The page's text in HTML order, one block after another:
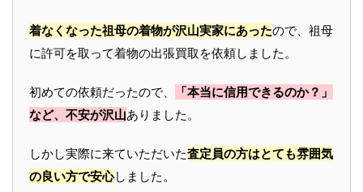
着なくなった祖母の着物が沢山実家にあったので、祖母
に許可を取って着物の出張買取を依頼しました。
初めての依頼だったので、
「本当に信用できるのか？」
など、不安が沢山ありました。
しかし実際に来ていただいた査定員の方はとても雰囲気
の良い方で安心しました。